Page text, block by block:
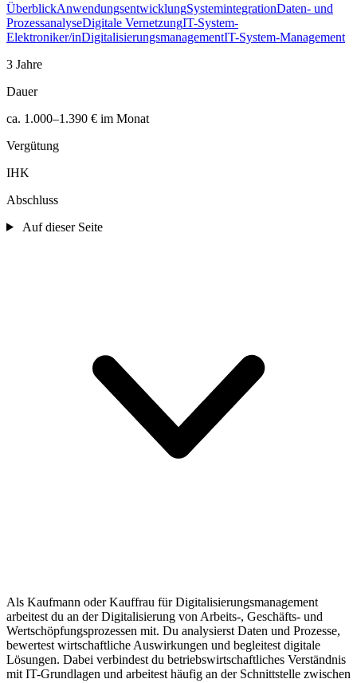
ÜberblickAnwendungsentwicklungSystemintegrationDaten- und
ProzessanalyseDigitale VernetzungIT-System-
Elektroniker/inDigitalisierungsmanagementIT-System-Management
3 Jahre
Dauer
ca. 1.000–1.390 € im Monat
Vergütung
IHK
Abschluss
Auf dieser Seite
Als Kaufmann oder Kauffrau für Digitalisierungsmanagement
arbeitest du an der Digitalisierung von Arbeits-, Geschäfts- und
Wertschöpfungsprozessen mit. Du analysierst Daten und Prozesse,
bewertest wirtschaftliche Auswirkungen und begleitest digitale
Lösungen. Dabei verbindest du betriebswirtschaftliches Verständnis
mit IT-Grundlagen und arbeitest häufig an der Schnittstelle zwischen